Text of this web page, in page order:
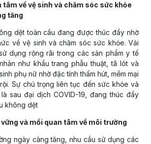
tâm về vệ sinh và chăm sóc sức khỏe
tăng
dệt toàn cầu đang được thúc đẩy nhờ
về vệ sinh và chăm sóc sức khỏe. Vải
dụng rộng rãi trong các sản phẩm y tế
như khẩu trang phẫu thuật, tã lót và
phụ nữ nhờ đặc tính thấm hút, mềm mại
Sự chú trọng liên tục đến sức khỏe và
sau đại dịch COVID-19, đang thúc đẩy
không dệt
vững và mối quan tâm về môi trường
ngày càng tăng, nhu cầu sử dụng các